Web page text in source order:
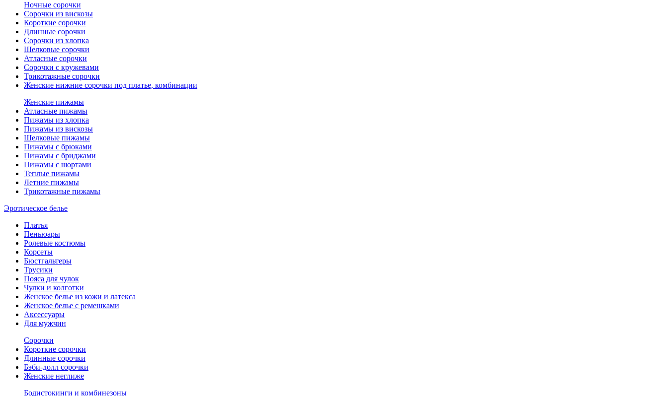
Ночные сорочки
Сорочки из вискозы
Короткие сорочки
Длинные сорочки
Сорочки из хлопка
Шелковые сорочки
Атласные сорочки
Сорочки с кружевами
Трикотажные сорочки
Женские нижние сорочки под платье, комбинации
Женские пижамы
Атласные пижамы
Пижамы из хлопка
Пижамы из вискозы
Шелковые пижамы
Пижамы с брюками
Пижамы с бриджами
Пижамы с шортами
Теплые пижамы
Летние пижамы
Трикотажные пижамы
Эротическое белье
Платья
Пеньюары
Ролевые костюмы
Корсеты
Бюстгальтеры
Трусики
Пояса для чулок
Чулки и колготки
Женское белье из кожи и латекса
Женское белье с ремешками
Аксессуары
Для мужчин
Сорочки
Короткие сорочки
Длинные сорочки
Бэби-долл сорочки
Женские неглиже
Бодистокинги и комбинезоны